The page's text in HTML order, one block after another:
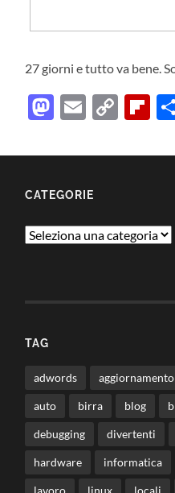
27 giorni e tutto va bene.
Mastodon
EmailCopy
CATEGORIE
Categorie
TAG
adwords aggiornamento
auto birra blog
debugging divertenti
hardware informatica